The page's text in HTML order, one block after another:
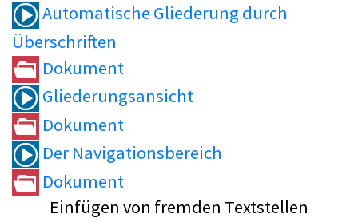
Automatische Gliederung durch
Überschriften
Dokument
Gliederungsansicht
Dokument
Der Navigationsbereich
Dokument
Einfügen von fremden Textstellen